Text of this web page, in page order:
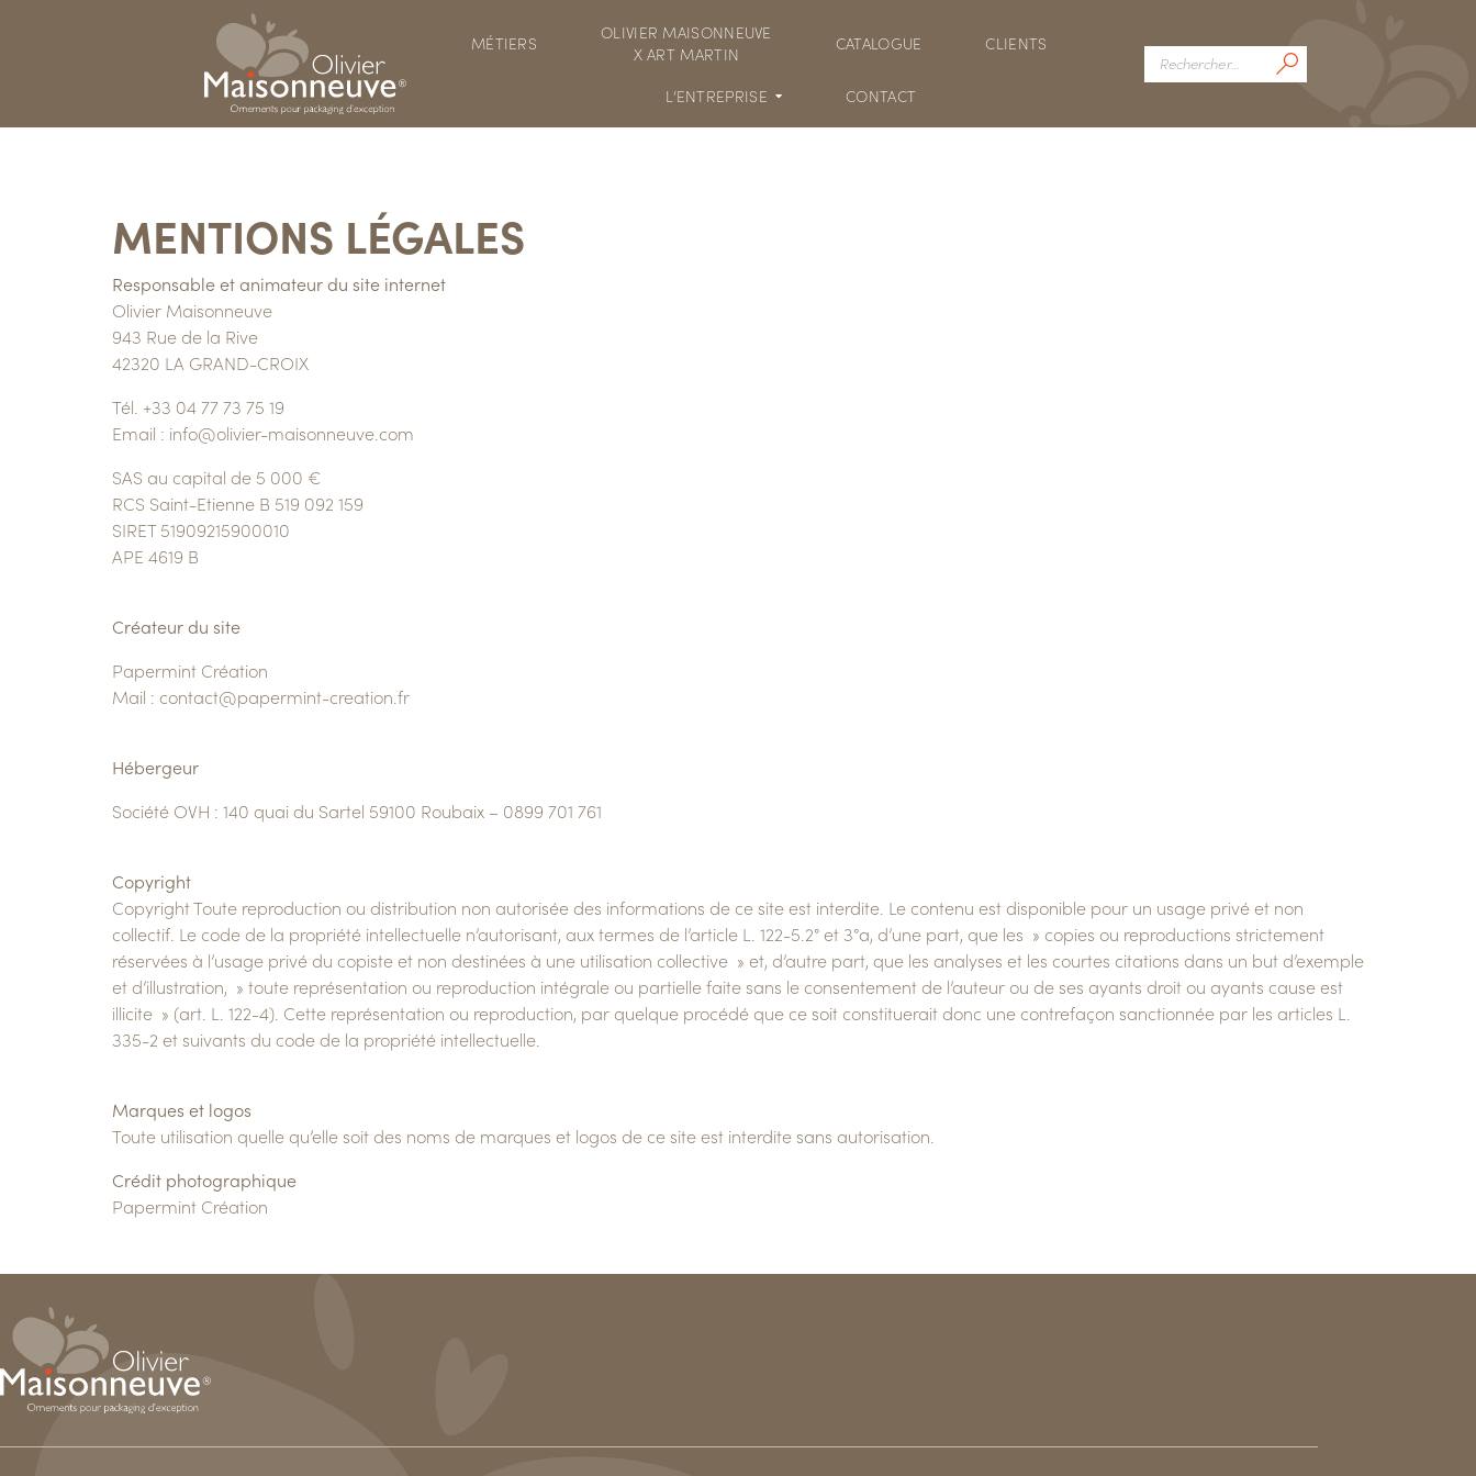
MÉTIERS
OLIVIER MAISONNEUVE
X ART MARTIN
CATALOGUE CLIENTS
L’ENTREPRISE CONTACT
MENTIONS LÉGALES
Responsable et animateur du site internet
Olivier Maisonneuve
943 Rue de la Rive
42320 LA GRAND-CROIX
Tél. +33 04 77 73 75 19
Email : info@olivier-maisonneuve.com
SAS au capital de 5 000 €
RCS Saint-Etienne B 519 092 159
SIRET 51909215900010
APE 4619 B
Créateur du site
Papermint Création
Mail : contact@papermint-creation.fr
Hébergeur
Société OVH : 140 quai du Sartel 59100 Roubaix – 0899 701 761
Copyright
Copyright Toute reproduction ou distribution non autorisée des informations de ce site est interdite. Le contenu est disponible pour un usage privé et non
collectif. Le code de la propriété intellectuelle n’autorisant, aux termes de l’article L. 122-5.2° et 3°a, d’une part, que les » copies ou reproductions strictement
réservées à l’usage privé du copiste et non destinées à une utilisation collective » et, d’autre part, que les analyses et les courtes citations dans un but d’exemple
et d’illustration, » toute représentation ou reproduction intégrale ou partielle faite sans le consentement de l’auteur ou de ses ayants droit ou ayants cause est
illicite » (art. L. 122-4). Cette représentation ou reproduction, par quelque procédé que ce soit constituerait donc une contrefaçon sanctionnée par les articles L.
335-2 et suivants du code de la propriété intellectuelle.
Marques et logos
Toute utilisation quelle qu’elle soit des noms de marques et logos de ce site est interdite sans autorisation.
Crédit photographique
Papermint Création